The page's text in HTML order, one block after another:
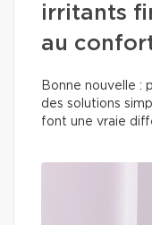
irritants
au
Bonne nouvelle :
des solutions
font une vraie